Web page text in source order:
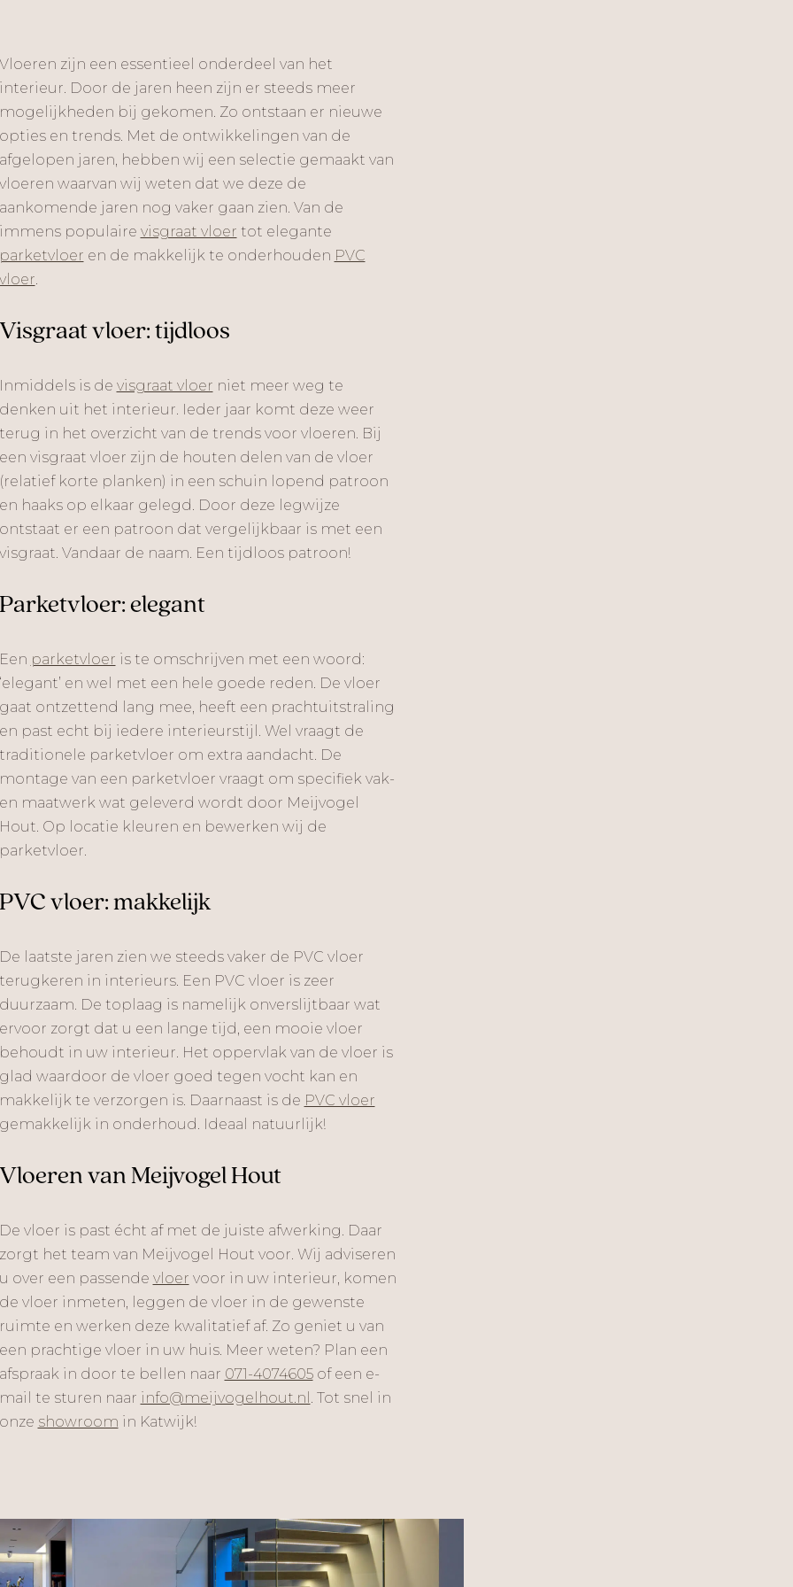
zijn een essentieel onderdeel van het
Door de jaren heen zijn er steeds meer
bij gekomen. Zo ontstaan er nieuwe
en trends. Met de ontwikkelingen van de
jaren, hebben wij een selectie gemaakt van
waarvan wij weten dat we deze de
jaren nog vaker gaan zien. Van de
populaire visgraat vloer tot elegante
en de makkelijk te onderhouden PVC
.
vloer: tijdloos
is de visgraat vloer niet meer weg te
uit het interieur. Ieder jaar komt deze weer
in het overzicht van de trends voor vloeren. Bij
visgraat vloer zijn de houten delen van de vloer
korte planken) in een schuin lopend patroon
haaks op elkaar gelegd. Door deze legwijze
er een patroon dat vergelijkbaar is met een
Vandaar de naam. Een tijdloos patroon!
elegant
parketvloer is te omschrijven met een woord:
en wel met een hele goede reden. De vloer
ontzettend lang mee, heeft een prachtuitstraling
past echt bij iedere interieurstijl. Wel vraagt de
parketvloer om extra aandacht. De
van een parketvloer vraagt om specifiek vak-
maatwerk wat geleverd wordt door Meijvogel
Op locatie kleuren en bewerken wij de
vloer: makkelijk
laatste jaren zien we steeds vaker de PVC vloer
in interieurs. Een PVC vloer is zeer
De toplaag is namelijk onverslijtbaar wat
zorgt dat u een lange tijd, een mooie vloer
in uw interieur. Het oppervlak van de vloer is
waardoor de vloer goed tegen vocht kan en
te verzorgen is. Daarnaast is de PVC vloer
in onderhoud. Ideaal natuurlijk!
van Meijvogel Hout
vloer is past écht af met de juiste afwerking. Daar
het team van Meijvogel Hout voor. Wij adviseren
over een passende vloer voor in uw interieur, komen
vloer inmeten, leggen de vloer in de gewenste
en werken deze kwalitatief af. Zo geniet u van
prachtige vloer in uw huis. Meer weten? Plan een
in door te bellen naar 071-4074605of een e-
te sturen naar info@meijvogelhout.nl . Tot snel in
showroom in Katwijk!